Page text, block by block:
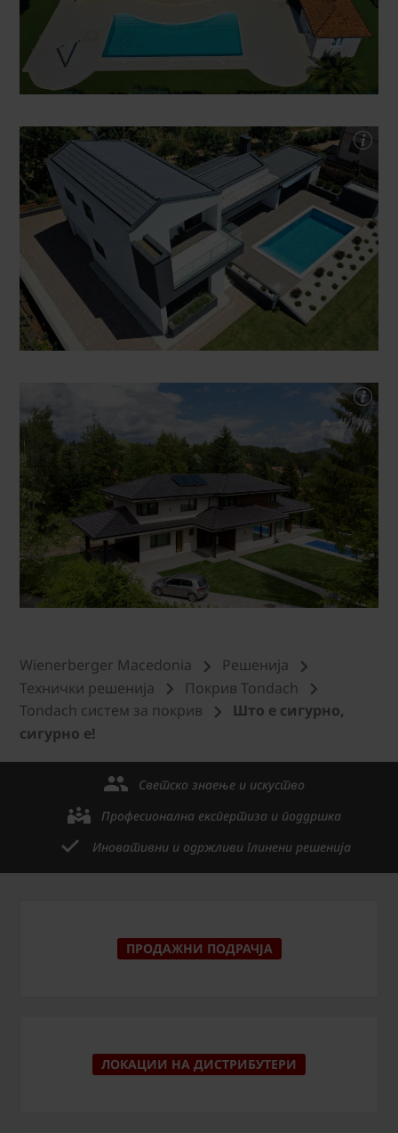
Wienerberger Macedonia
Решенија
Технички решениjа
Покрив Tondach
Tondach систем за покрив
Што е сигурно,
сигурно е!
Светско знаење и искуство
Професионална експертиза и поддршка
Иновативни и одржливи глинени решенија
ПРОДАЖНИ ПОДРАЧЈА
ЛОКАЦИИ НА ДИСТРИБУТЕРИ